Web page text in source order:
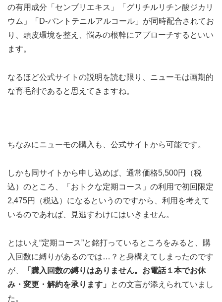
の有用成分「センブリエキス」「グリチルリチン酸ジカリ
ウム」「D-パントテニルアルコール」が同時配合されてお
り、頭皮環境を整え、悩みの根幹にアプローチするといい
ます。
なるほど公式サイトの説明を読む限り、ニューモは画期的
な育毛剤であると思えてきますね。
ちなみにニューモの購入も、公式サイトから可能です。
しかも同サイトから申し込めば、通常価格5,500円（税
込）のところ、「おトクな定期コース」の利用で初回限定
2,475円（税込）になるというのですから、利用を考えて
いるのであれば、見逃すわけにはいきません。
とはいえ“定期コース”と銘打っているところをみると、購
入回数に縛りがあるのでは…？と身構えてしまったのです
が、
「購入回数の縛りはありません。お電話１本でお休
み・変更・解約を承ります」
との文言が添えられていまし
た。